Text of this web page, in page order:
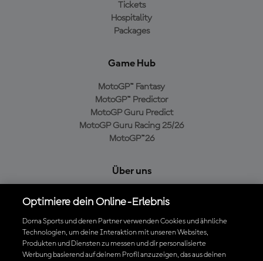
Tickets
Hospitality
Packages
Game Hub
MotoGP™ Fantasy
MotoGP™ Predictor
MotoGP Guru Predict
MotoGP Guru Racing 25/26
MotoGP™26
Über uns
Cookie-Richtlinien
Geschäftsbedingungen
Datenschutzrichtlinien
Kaufrichtlinie
Optimiere dein Online-Erlebnis
Dorna Sports und deren Partner verwenden Cookies und ähnliche
Technologien, um deine Interaktion mit unseren Websites,
Produkten und Diensten zu messen und dir personalisierte
Werbung basierend auf deinem Profil anzuzeigen, das aus deinen